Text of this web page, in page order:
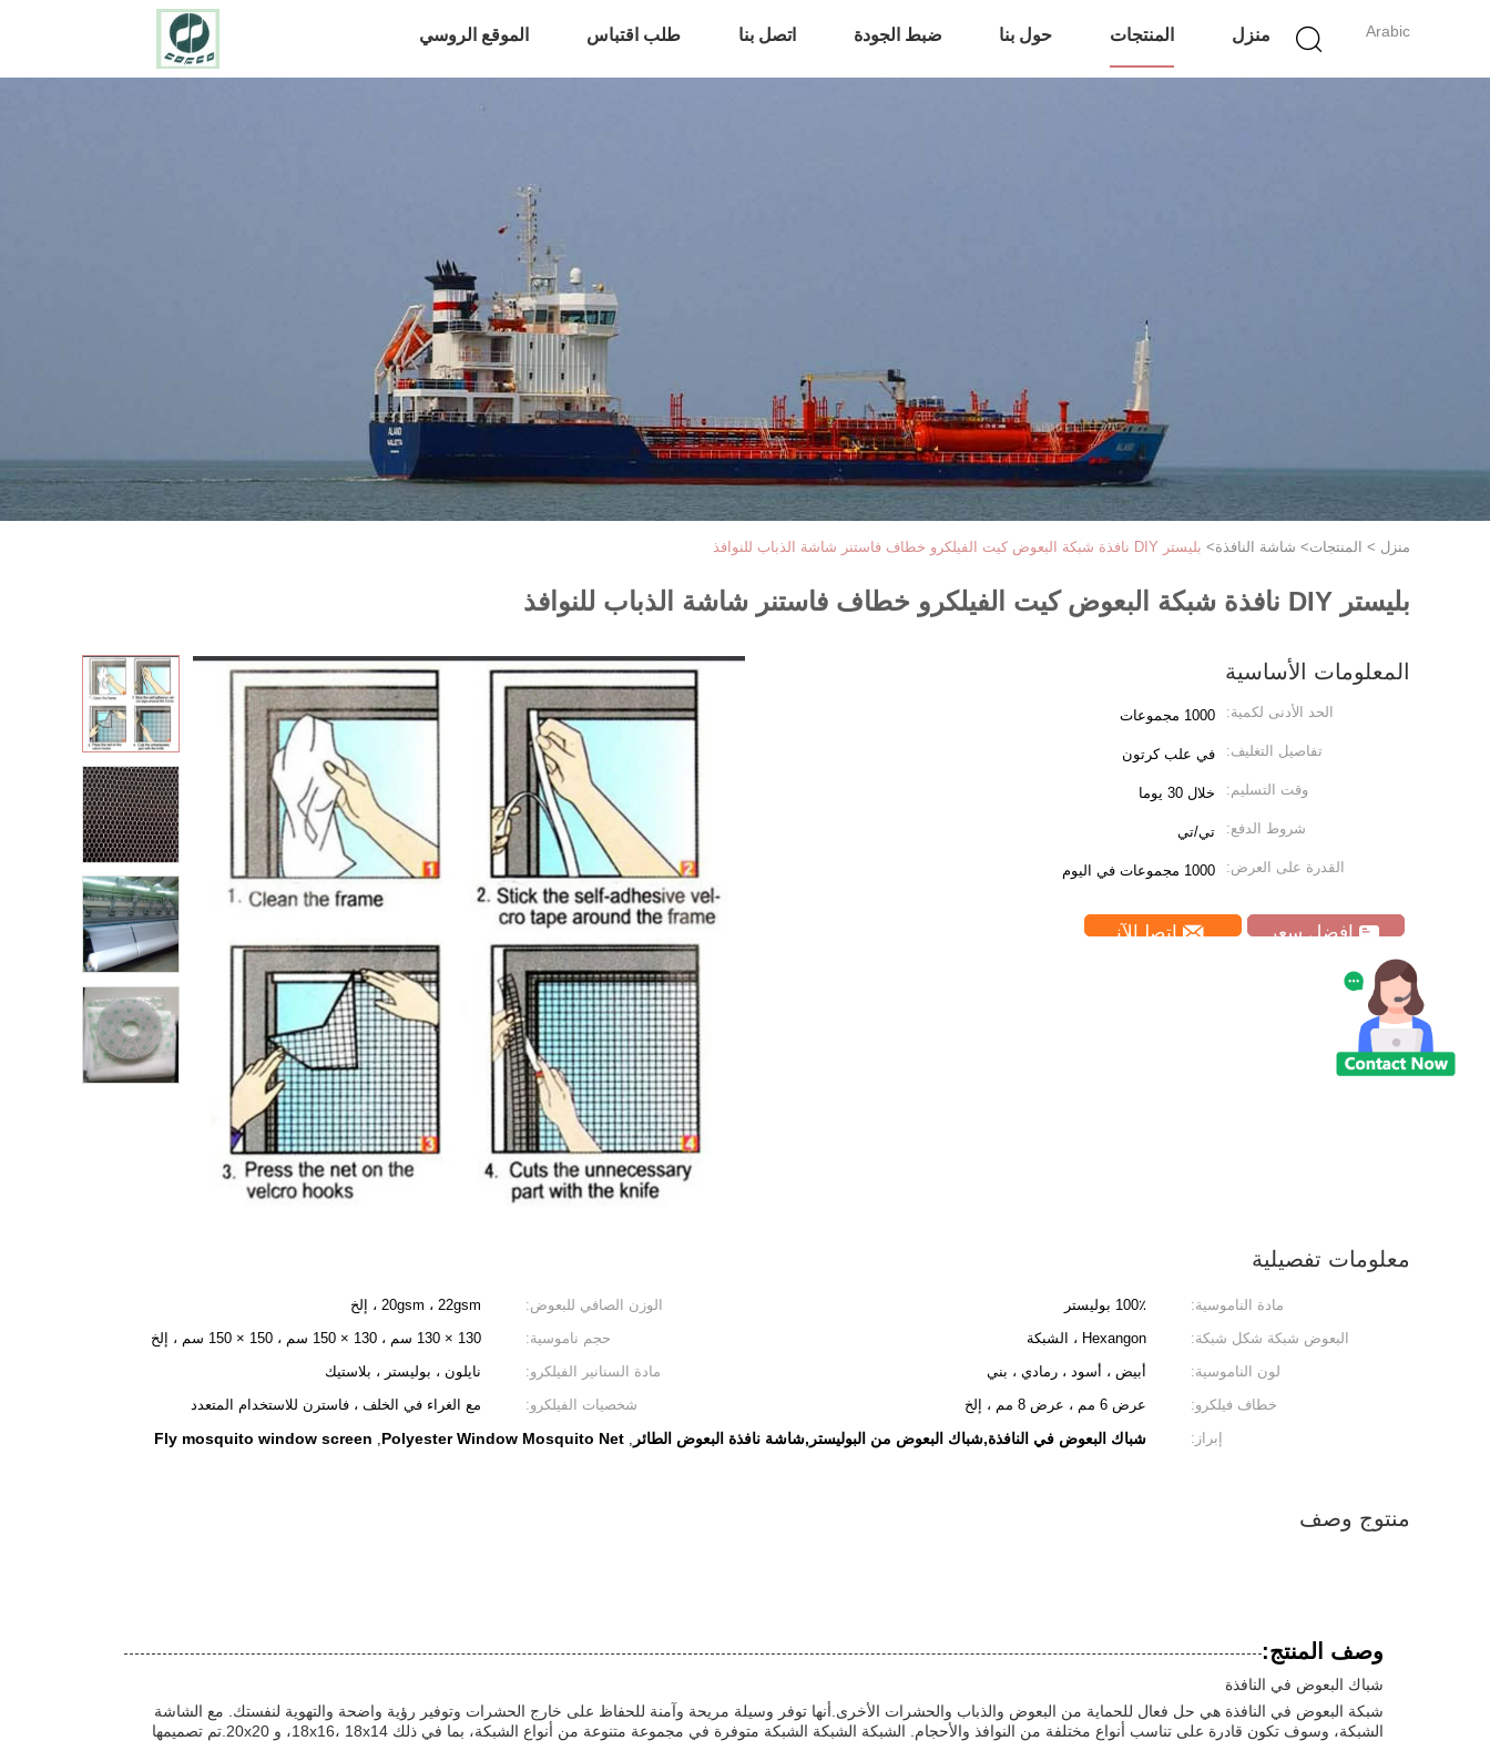
Arabic منزل المنتجات حول بنا ضبط الجودة اتصل بنا طلب اقتباس الموقع الروسي
منزل > المنتجات> شاشة النافذة> بليستر DIY نافذة شبكة البعوض كيت الفيلكرو خطاف فاستنر شاشة الذباب للنوافذ
بليستر DIY نافذة شبكة البعوض كيت الفيلكرو خطاف فاستنر شاشة الذباب للنوافذ
المعلومات الأساسية
الحد الأدنى لكمية: 1000 مجموعات
تفاصيل التغليف: في علب كرتون
وقت التسليم: خلال 30 يوما
شروط الدفع: تي/تي
القدرة على العرض: 1000 مجموعات في اليوم
افضل سعر ﺎﺘﺼﻟ ﺍﻶﻧ
معلومات تفصيلية
مادة الناموسية: 100٪ بوليستر الوزن الصافي للبعوض:
20gsm ، 22gsm ، إلخ
البعوض شبكة شكل شبكة:
Hexangon ، الشبكة حجم ناموسية:
130 × 130 سم ، 130 × 150 سم ، 150 × 150 سم ، إلخ
لون الناموسية:
أبيض ، أسود ، رمادي ، بني مادة السنانير الفيلكرو:
نايلون ، بوليستر ، بلاستيك
خطاف فيلكرو:
عرض 6 مم ، عرض 8 مم ، إلخ شخصيات الفيلكرو:
مع الغراء في الخلف ، فاسترن للاستخدام المتعدد
إبراز:
شباك البعوض في النافذة,شباك البعوض من البوليستر,شاشة نافذة البعوض الطائر ,
Polyester Window Mosquito Net
,
Fly mosquito window screen
منتوج وصف
وصف المنتج:
شباك البعوض في النافذة
شبكة البعوض في النافذة هي حل فعال للحماية من البعوض والذباب والحشرات الأخرى.أنها توفر وسيلة مريحة وآمنة للحفاظ على خارج الحشرات وتوفير رؤية واضحة والتهوية لنفستك. مع الشاشة
الشبكة، وسوف تكون قادرة على تناسب أنواع مختلفة من النوافذ والأحجام. الشبكة الشبكة الشبكة متوفرة في مجموعة متنوعة من أنواع الشبكة، بما في ذلك 18x16، 18x14، و 20x20.تم تصميمها